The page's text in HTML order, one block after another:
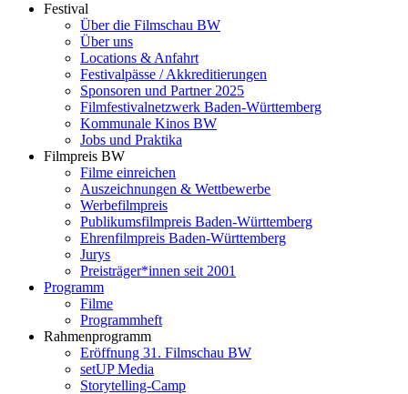
Festival
Über die Filmschau BW
Über uns
Locations & Anfahrt
Festivalpässe / Akkreditierungen
Sponsoren und Partner 2025
Filmfestivalnetzwerk ­Baden-Württemberg
Kommunale Kinos BW
Jobs und Praktika
Filmpreis BW
Filme einreichen
Auszeichnungen & Wettbewerbe
Werbefilmpreis
Publikumsfilmpreis Baden-Württemberg
Ehrenfilmpreis Baden-Württemberg
Jurys
Preisträger*innen seit 2001
Programm
Filme
Programmheft
Rahmenprogramm
Eröffnung 31. Filmschau BW
setUP Media
Storytelling-Camp